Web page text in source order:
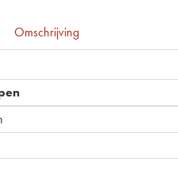
Omschrijving